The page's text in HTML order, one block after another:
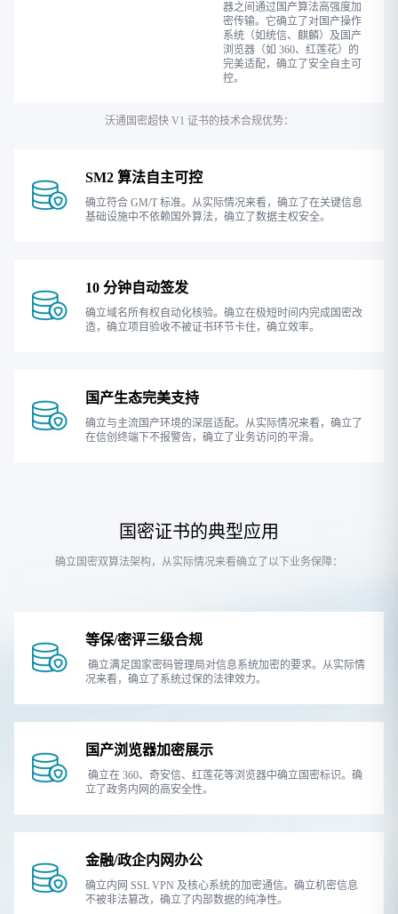
器之间通过国产算法高强度加
密传输。它确立了对国产操作
系统（如统信、麒麟）及国产
浏览器（如 360、红莲花）的
完美适配，确立了安全自主可
控。
沃通国密超快 V1 证书的技术合规优势：
SM2 算法自主可控
确立符合 GM/T 标准。从实际情况来看，确立了在关键信息
基础设施中不依赖国外算法，确立了数据主权安全。
10 分钟自动签发
确立域名所有权自动化核验。确立在极短时间内完成国密改
造，确立项目验收不被证书环节卡住，确立效率。
国产生态完美支持
确立与主流国产环境的深层适配。从实际情况来看，确立了
在信创终端下不报警告，确立了业务访问的平滑。
国密证书的典型应用
确立国密双算法架构，从实际情况来看确立了以下业务保障：
等保/密评三级合规
确立满足国家密码管理局对信息系统加密的要求。从实际情
况来看，确立了系统过保的法律效力。
国产浏览器加密展示
确立在 360、奇安信、红莲花等浏览器中确立国密标识。确
立了政务内网的高安全性。
金融/政企内网办公
确立内网 SSL VPN 及核心系统的加密通信。确立机密信息
不被非法篡改，确立了内部数据的纯净性。